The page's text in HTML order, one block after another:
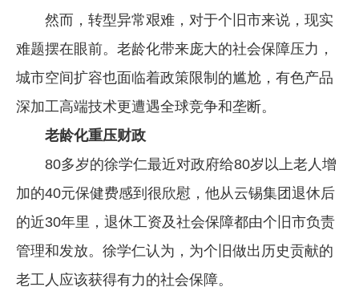
然而，转型异常艰难，对于个旧市来说，现实
难题摆在眼前。老龄化带来庞大的社会保障压力，
城市空间扩容也面临着政策限制的尴尬，有色产品
深加工高端技术更遭遇全球竞争和垄断。
老龄化重压财政
80多岁的徐学仁最近对政府给80岁以上老人增
加的40元保健费感到很欣慰，他从云锡集团退休后
的近30年里，退休工资及社会保障都由个旧市负责
管理和发放。徐学仁认为，为个旧做出历史贡献的
老工人应该获得有力的社会保障。